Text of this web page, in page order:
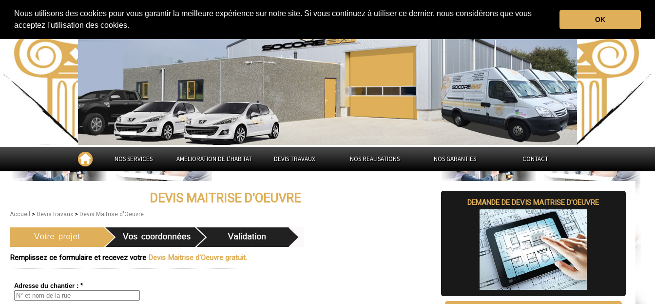
Nous utilisons des cookies pour vous garantir la meilleure expérience sur notre site. Si vous continuez à utiliser ce dernier, nous considérons que vous
acceptez l'utilisation des cookies.
OK
Devis Maitrise d'Oeuvre dansl'Hérault
l'Hérault
NOS SERVICES AMELIORATION DE L'HABITAT DEVIS TRAVAUX NOS REALISATIONS NOS GARANTIES CONTACT
DEMANDE DE DEVIS MAITRISE D'OEUVRE
DEVIS MAITRISE D'OEUVRE
Accueil > Devis travaux > Devis Maitrise d'Oeuvre
Remplissez ce formulaire et recevez votre Devis Maitrise d'Oeuvre gratuit.
Adresse du chantier : *